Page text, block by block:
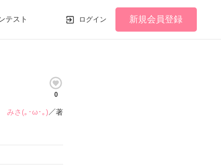
テスト ログイン 新規会員登録
0
みさ(｡･ω･｡)／著